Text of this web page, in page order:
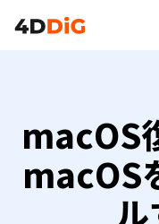
る方法
macOS
macOS